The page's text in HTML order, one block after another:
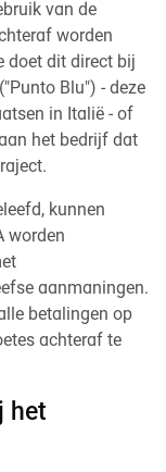
van de
worden
doet dit direct bij
Blu") - deze
in Italië - of
het bedrijf dat
kunnen
worden
aanmaningen.
betalingen op
achteraf te
het